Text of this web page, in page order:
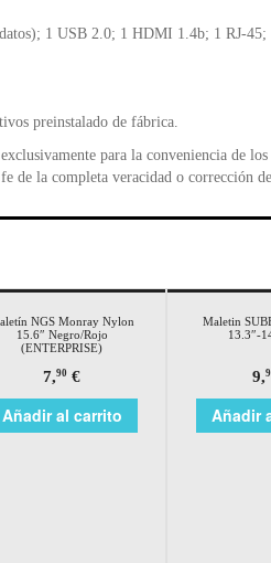
1 USB 2.0; 1 HDMI 1.4b; 1 RJ-
preinstalado de fábrica.
para la conveniencia de
de la completa veracidad o corrección
NGS Monray Nylon
15.6″ Negro/Rojo
(ENTERPRISE)
7,90 €
Añadir al carrito
Maletin
13.3″-
9,
Añadir